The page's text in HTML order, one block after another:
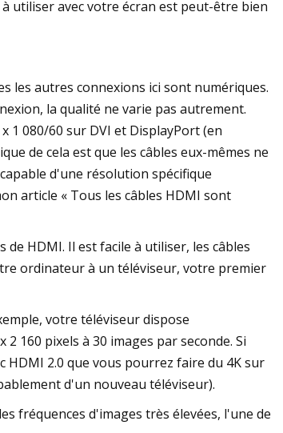
utiliser avec votre écran est peut-être bien
les autres connexions ici sont numériques.
la qualité ne varie pas autrement.
1 080/60 sur DVI et DisplayPort (en
de cela est que les câbles eux-mêmes ne
d'une résolution spécifique
article « Tous les câbles HDMI sont
HDMI. Il est facile à utiliser, les câbles
ordinateur à un téléviseur, votre premier
votre téléviseur dispose
160 pixels à 30 images par seconde. Si
HDMI 2.0 que vous pourrez faire du 4K sur
d'un nouveau téléviseur).
fréquences d'images très élevées, l'une de